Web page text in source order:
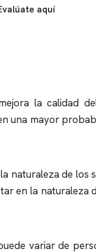
aquí
la calidad
una mayor
naturaleza de los
en la naturaleza
variar de